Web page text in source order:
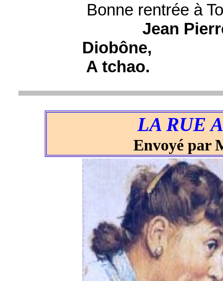
Bonne rentrée à
Jean
Diobône,
A tchao.
LA RUE
Envoyé par